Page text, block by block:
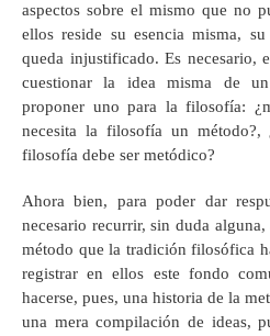
aspectos sobre el mismo que no
ellos reside su esencia misma,
queda injustificado. Es necesario,
cuestionar la idea misma de
proponer uno para la filosofía:
necesita la filosofía un
filosofía debe ser metódico?
Ahora bien, para poder dar
necesario recurrir, sin duda
método que la tradición filosófica
registrar en ellos este fondo
hacerse, pues, una historia de la
una mera compilación de ideas,